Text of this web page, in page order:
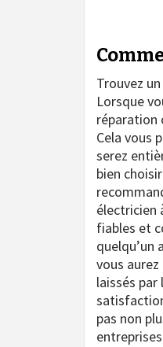
Trouvez
Lorsque
réparation
Cela vous
serez
bien
électricien
fiables et
quelqu’un
vous
laissés
pas non